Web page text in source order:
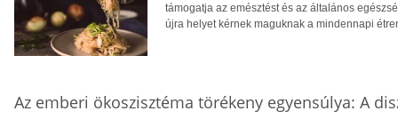
támogatja az emésztést és az általános
újra helyet kérnek maguknak a mindennapi
Az emberi ökoszisztéma törékeny egyensúlya: A